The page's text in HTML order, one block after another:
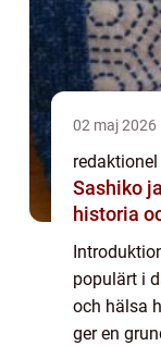
02 maj 2026
redaktionel
Sashiko japanskt broderi med rytm,
historia
populärt i
och hälsa
ger en